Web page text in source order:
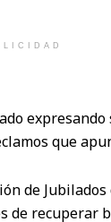
que
de
de recuperar